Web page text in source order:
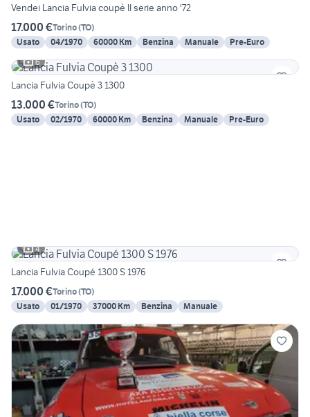
Vendei Lancia Fulvia coupè II serie anno '72
17.000 €Torino(TO)
Usato
04/1970 60000 Km Benzina Manuale
Pre-Euro
6
Lancia Fulvia Coupè 3 1300
13.000 €Torino(TO)
Usato
02/1970 60000 Km Benzina Manuale Pre-Euro
4
Lancia Fulvia Coupé 1300 S 1976
17.000 €Torino(TO)
Usato
01/1970 37000 Km Benzina Manuale